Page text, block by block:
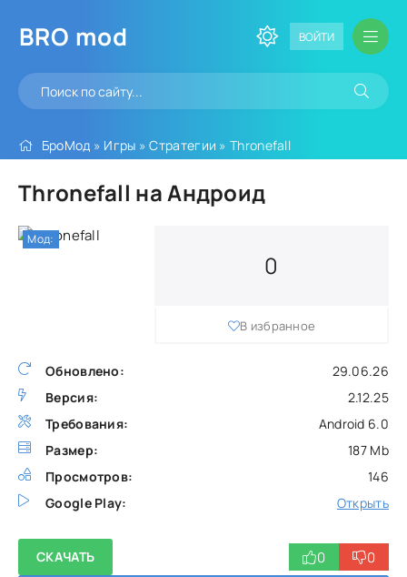
BRO mod ВОЙТИ
БроМод » Игры »Стратегии » Thronefall
Thronefall на Андроид
Обновлено:
29.06.26
Версия:
2.12.25
Требования:
Android 6.0
Размер:
187 Mb
Просмотров:
146
Google Play:
Открыть
0
В избранное
СКАЧАТЬ 0 0
Мод: